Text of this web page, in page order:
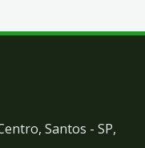
Santos - SP,